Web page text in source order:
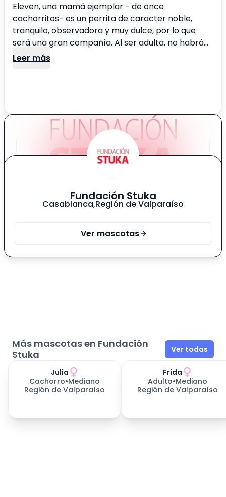
Eleven, una mamá ejemplar - de once
cachorritos- es un perrita de caracter noble,
tranquilo, observadora y muy dulce, por lo que
será una gran compañía. Al ser adulta, no habrá
que preocuparse (tanto) por travesuras. Ya con
Leer más
Fundación Stuka
Casablanca,Región de Valparaíso
Ver mascotas
Más mascotas en Fundación
Stuka
Ver todas
Julia
Cachorro•Mediano
Región de Valparaíso
Frida
Adulto•Mediano
Región de Valparaíso